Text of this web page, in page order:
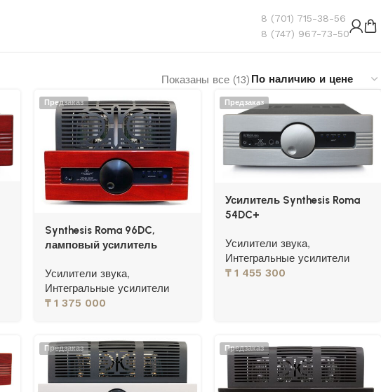
8 (701) 715-38-56
8 (747) 967-73-50
Показаны все (13)
Предзаказ
Synthesis Roma 96DC,
ламповый усилитель
Усилители звука,
Интегральные усилители
₸1 375 000
Предзаказ
Усилитель Synthesis Roma
54DC+
Усилители звука,
Интегральные усилители
₸1 455 300
Предзаказ Предзаказ